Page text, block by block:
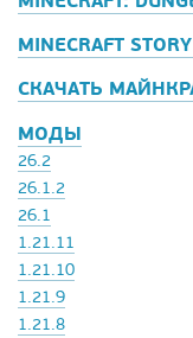
MINECRAFT
СКАЧАТЬ
МОДЫ
26.2
26.1.2
26.1
1.21.11
1.21.10
1.21.9
1.21.8